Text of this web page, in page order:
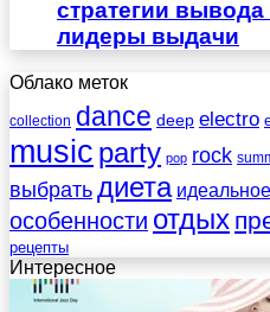
стратегии
лидеры выдачи
Облако меток
collection dance deep electro
music party pop rock
выбратьдиета идеальное
особенности отдых
рецепты
Интересное